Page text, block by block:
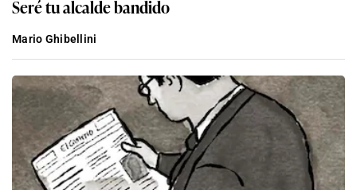
Seré tu alcalde bandido
Mario Ghibellini